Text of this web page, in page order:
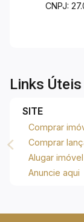
CNPJ:
Links Úteis
SITE
Comprar
Comprar
Alugar imóvel
Anuncie aqui